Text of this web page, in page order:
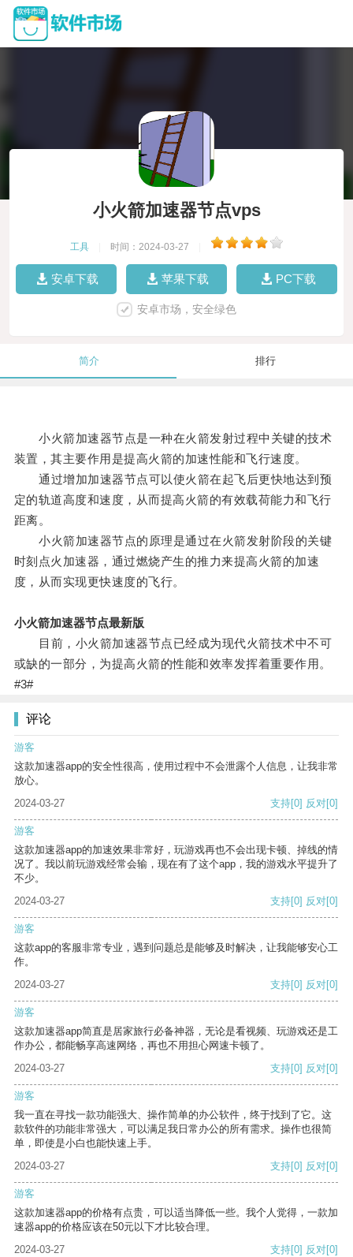
小火箭加速器节点vps
工具 时间：2024-03-27
安卓下载 苹果下载 PC下载
安卓市场，安全绿色
简介 排行
小火箭加速器节点是一种在火箭发射过程中关键的技术
装置，其主要作用是提高火箭的加速性能和飞行速度。
通过增加加速器节点可以使火箭在起飞后更快地达到预
定的轨道高度和速度，从而提高火箭的有效载荷能力和飞行
距离。
小火箭加速器节点的原理是通过在火箭发射阶段的关键
时刻点火加速器，通过燃烧产生的推力来提高火箭的加速
度，从而实现更快速度的飞行。
小火箭加速器节点最新版
目前，小火箭加速器节点已经成为现代火箭技术中不可
或缺的一部分，为提高火箭的性能和效率发挥着重要作用。
#3#
评论
游客
这款加速器app的安全性很高，使用过程中不会泄露个人信息，让我非常
放心。
2024-03-27
支持[0] 反对[0]
游客
这款加速器app的加速效果非常好，玩游戏再也不会出现卡顿、掉线的情
况了。我以前玩游戏经常会输，现在有了这个app，我的游戏水平提升了
不少。
2024-03-27
支持[0] 反对[0]
游客
这款app的客服非常专业，遇到问题总是能够及时解决，让我能够安心工
作。
2024-03-27
支持[0] 反对[0]
游客
这款加速器app简直是居家旅行必备神器，无论是看视频、玩游戏还是工
作办公，都能畅享高速网络，再也不用担心网速卡顿了。
2024-03-27
支持[0] 反对[0]
游客
我一直在寻找一款功能强大、操作简单的办公软件，终于找到了它。这
款软件的功能非常强大，可以满足我日常办公的所有需求。操作也很简
单，即使是小白也能快速上手。
2024-03-27
支持[0] 反对[0]
游客
这款加速器app的价格有点贵，可以适当降低一些。我个人觉得，一款加
速器app的价格应该在50元以下才比较合理。
2024-03-27
支持[0] 反对[0]